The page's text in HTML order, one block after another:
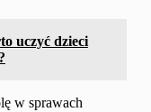
uczyć dzieci
w sprawach